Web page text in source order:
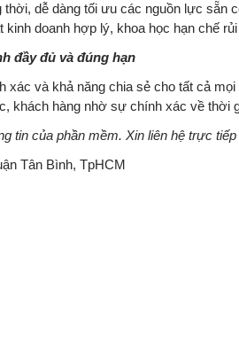
dễ dàng tối ưu các nguồn lực sẵn
doanh hợp lý, khoa học hạn chế rủi
đầy đủ và đúng hạn
xác và khả năng chia sẻ cho tất cả
khách hàng nhờ sự chính xác về thời
tin của phần mềm. Xin liên hệ trực
Tân Bình, TpHCM